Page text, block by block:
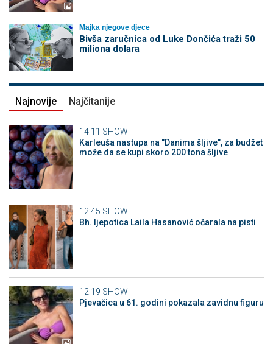
Majka njegove djece
Bivša zaručnica od Luke Dončića traži 50
miliona dolara
Najnovije Najčitanije
14:11 SHOW
Karleuša nastupa na "Danima šljive", za budžet
može da se kupi skoro 200 tona šljive
12:45 SHOW
Bh. ljepotica Laila Hasanović očarala na pisti
12:19 SHOW
Pjevačica u 61. godini pokazala zavidnu figuru